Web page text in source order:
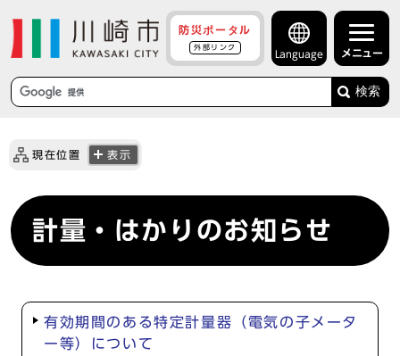
防災ポータル
外部リンク
Language メニュー
検索
現在位置 表示
計量・はかりのお知らせ
有効期間のある特定計量器（電気の子メータ
ー等）について